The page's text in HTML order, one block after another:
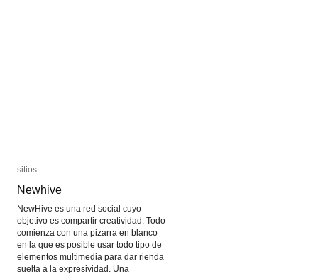
sitios
Newhive
NewHive es una red social cuyo
objetivo es compartir creatividad. Todo
comienza con una pizarra en blanco
en la que es posible usar todo tipo de
elementos multimedia para dar rienda
suelta a la expresividad. Una
sitios
Newhive